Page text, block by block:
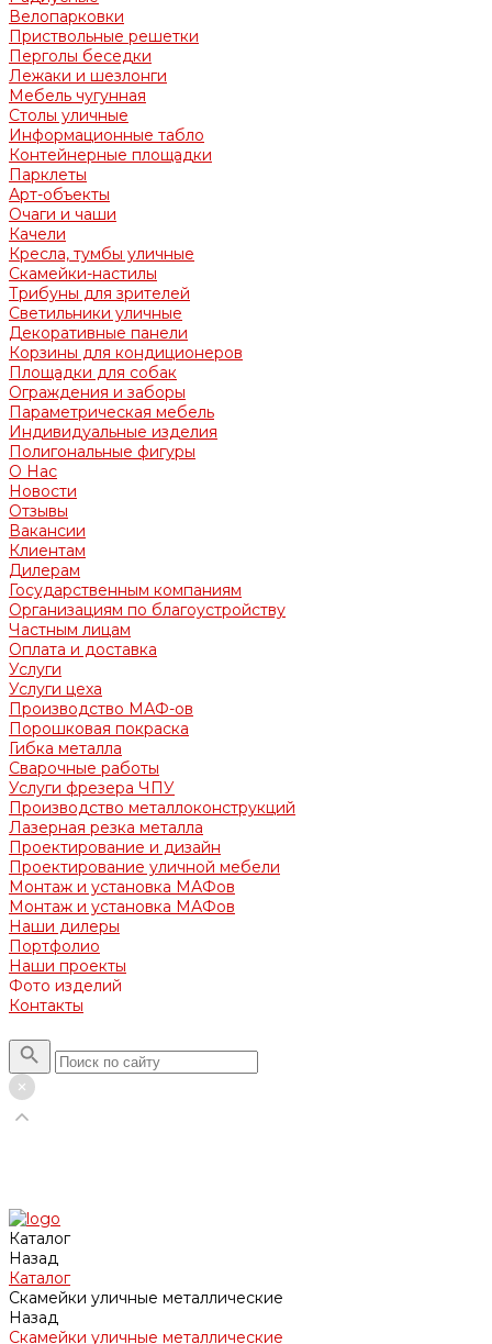
Велопарковки
Приствольные решетки
Перголы беседки
Лежаки и шезлонги
Мебель чугунная
Столы уличные
Информационные табло
Контейнерные площадки
Парклеты
Арт-объекты
Очаги и чаши
Качели
Кресла, тумбы уличные
Скамейки-настилы
Трибуны для зрителей
Светильники уличные
Декоративные панели
Корзины для кондиционеров
Площадки для собак
Ограждения и заборы
Параметрическая мебель
Индивидуальные изделия
Полигональные фигуры
О Нас
Новости
Отзывы
Вакансии
Клиентам
Дилерам
Государственным компаниям
Организациям по благоустройству
Частным лицам
Оплата и доставка
Услуги
Услуги цеха
Производство МАФ-ов
Порошковая покраска
Гибка металла
Сварочные работы
Услуги фрезера ЧПУ
Производство металлоконструкций
Лазерная резка металла
Проектирование и дизайн
Проектирование уличной мебели
Монтаж и установка МАФов
Монтаж и установка МАФов
Наши дилеры
Портфолио
Наши проекты
Фото изделий
Контакты
Каталог
Назад
Каталог
Скамейки уличные металлические
Назад
Скамейки уличные металлические